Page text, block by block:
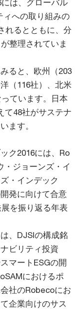
は、グローバル
ィへの取り組みの
れるとともに、分
整理されていま
ると、欧州（203
（116社）、北米
ています。日本
て48社がサステナ
ます。
ク2016には、Ro
・ジョーンズ・イ
・インデック
発に向けて合意
を振り返る年表
、DJSIの構成銘
ビリティ投資
マートESGの開
におけるポ
社のRobecoにお
企業向けのサス